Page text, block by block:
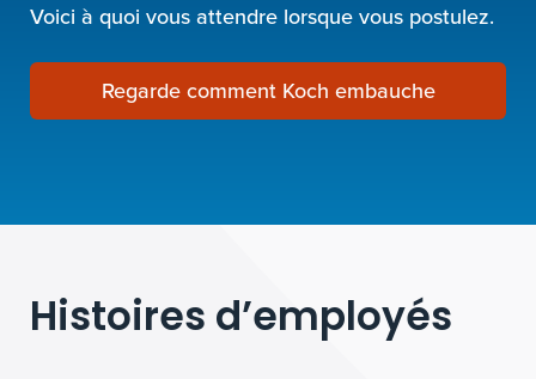
Voici à quoi vous attendre lorsque vous postulez.
Regarde comment Koch embauche
Histoires d’employés